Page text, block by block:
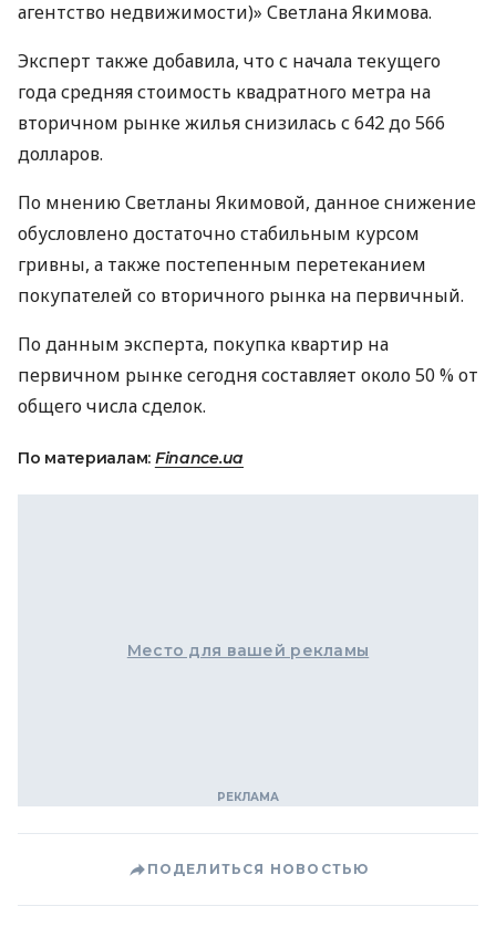
агентство недвижимости)» Светлана Якимова.
Эксперт также добавила, что с начала текущего
года средняя стоимость квадратного метра на
вторичном рынке жилья снизилась с 642 до 566
долларов.
По мнению Светланы Якимовой, данное снижение
обусловлено достаточно стабильным курсом
гривны, а также постепенным перетеканием
покупателей со вторичного рынка на первичный.
По данным эксперта, покупка квартир на
первичном рынке сегодня составляет около 50 % от
общего числа сделок.
По материалам: Finance.ua
Место для вашей рекламы
ПОДЕЛИТЬСЯ НОВОСТЬЮ